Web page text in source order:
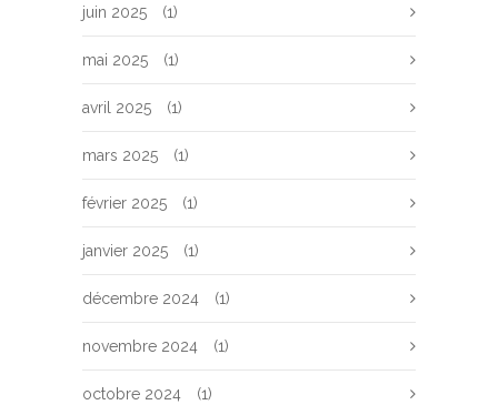
juin 2025 (1)
mai 2025 (1)
avril 2025 (1)
mars 2025 (1)
février 2025 (1)
janvier 2025 (1)
décembre 2024 (1)
novembre 2024 (1)
octobre 2024 (1)